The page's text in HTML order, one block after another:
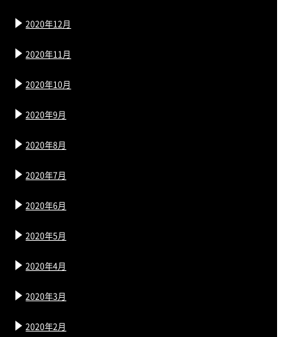
2020年12月
2020年11月
2020年10月
2020年9月
2020年8月
2020年7月
2020年6月
2020年5月
2020年4月
2020年3月
2020年2月